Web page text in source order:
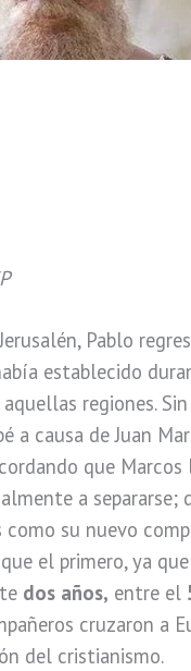
Pablo
establecido
regiones.
a causa de Juan
que
a separarse;
su nuevo
el primero, ya
dos años, entre el
cruzaron a
del cristianismo.